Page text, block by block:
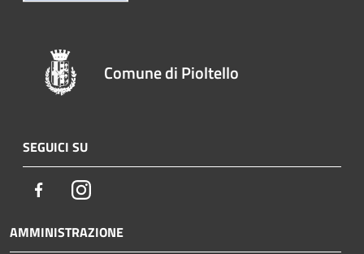
Comune di Pioltello
SEGUICI SU
FacebookInstagram
AMMINISTRAZIONE